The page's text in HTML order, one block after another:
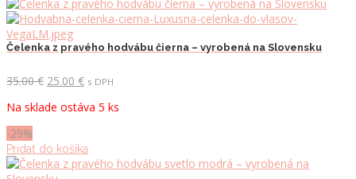
Čelenka z pravého hodvábu čierna – vyrobená na Slovensku
35.00€ Pôvodná
bola:
25.00 €Aktuálna
je:
s DPH
Na sklade ostáva 5 ks
-29%
Pridať do košíka